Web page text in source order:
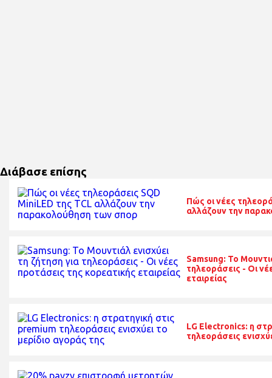
Διάβασε επίσης
Πώς οι νέες
αλλάζουν την
Samsung: Το
τηλεοράσεις - Οι
εταιρείας
LG Electronics: η
τηλεοράσεις